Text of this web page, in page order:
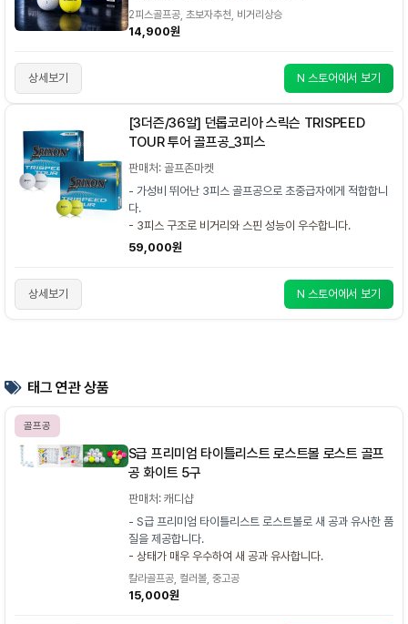
2피스골프공, 초보자추천, 비거리상승
14,900원
상세보기 N 스토어에서 보기
[3더즌/36알] 던롭코리아 스릭슨 TRISPEED
TOUR 투어 골프공_3피스
판매처: 골프존마켓
- 가성비 뛰어난 3피스 골프공으로 초중급자에게 적합합니
다.
- 3피스 구조로 비거리와 스핀 성능이 우수합니다.
59,000원
상세보기 N 스토어에서 보기
태그 연관 상품
골프공
S급 프리미엄 타이틀리스트 로스트볼 로스트 골프
공 화이트 5구
판매처: 캐디샵
- S급 프리미엄 타이틀리스트 로스트볼로 새 공과 유사한 품
질을 제공합니다.
- 상태가 매우 우수하여 새 공과 유사합니다.
칼라골프공, 컬러볼, 중고공
15,000원